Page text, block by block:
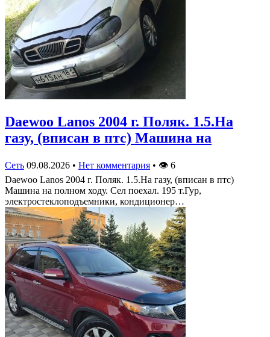
Daewoo Lanos 2004 г. Поляк. 1.5.На
газу, (вписан в птс) Машина на
Сеть 09.08.2026 • Нет комментария • 👁 6
Daewoo Lanos 2004 г. Поляк. 1.5.На газу, (вписан в птс)
Машина на полном ходу. Сел поехал. 195 т.Гур,
электростеклоподъемники, кондиционер…